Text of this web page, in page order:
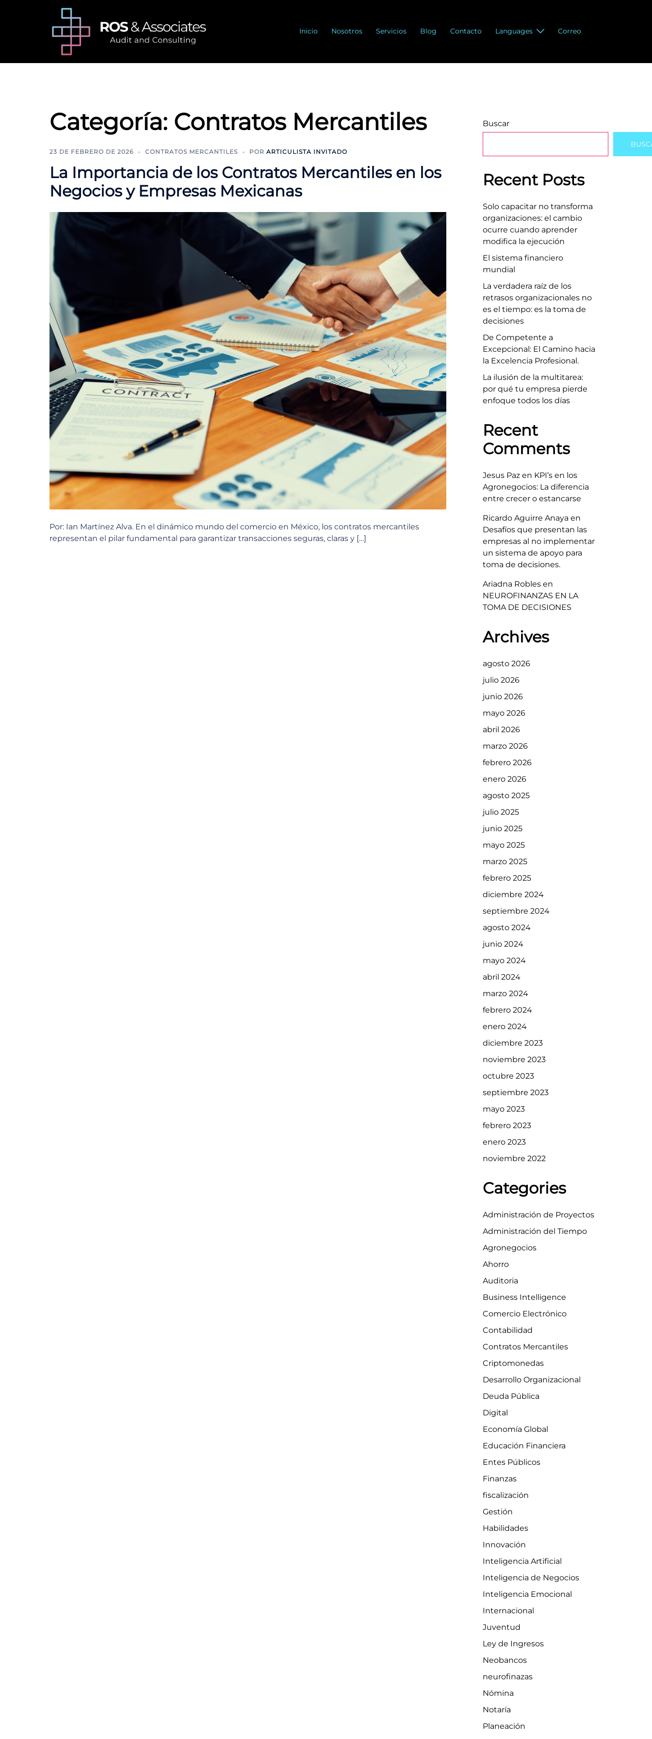
Inicio Nosotros Servicios Blog Contacto Languages Correo
Categoría: Contratos Mercantiles
23 DE FEBRERO DE 2026 CONTRATOS MERCANTILES POR ARTICULISTA INVITADO
La Importancia de los Contratos Mercantiles en los
Negocios y Empresas Mexicanas
Por: Ian Martínez Alva. En el dinámico mundo del comercio en México, los contratos mercantiles
representan el pilar fundamental para garantizar transacciones seguras, claras y […]
Buscar
Recent Posts
Solo capacitar no transforma
organizaciones: el cambio
ocurre cuando aprender
modifica la ejecución
El sistema financiero
mundial
La verdadera raíz de los
retrasos organizacionales no
es el tiempo: es la toma de
decisiones
De Competente a
Excepcional: El Camino hacia
la Excelencia Profesional.
La ilusión de la multitarea:
por qué tu empresa pierde
enfoque todos los días
Recent
Comments
Jesus Pazen KPI’s en los
Agronegocios: La diferencia
entre crecer o estancarse
Ricardo Aguirre Anaya en
Desafíos que presentan las
empresas al no implementar
un sistema de apoyo para
toma de decisiones.
Ariadna Roblesen
NEUROFINANZAS EN LA
TOMA DE DECISIONES
Archives
agosto 2026
julio 2026
junio 2026
mayo 2026
abril 2026
marzo 2026
febrero 2026
enero 2026
agosto 2025
julio 2025
junio 2025
mayo 2025
marzo 2025
febrero 2025
diciembre 2024
septiembre 2024
agosto 2024
junio 2024
mayo 2024
abril 2024
marzo 2024
febrero 2024
enero 2024
diciembre 2023
noviembre 2023
octubre 2023
septiembre 2023
mayo 2023
febrero 2023
enero 2023
noviembre 2022
Categories
Administración de Proyectos
Administración del Tiempo
Agronegocios
Ahorro
Auditoria
Business Intelligence
Comercio Electrónico
Contabilidad
Contratos Mercantiles
Criptomonedas
Desarrollo Organizacional
Deuda Pública
Digital
Economía Global
Educación Financiera
Entes Públicos
Finanzas
fiscalización
Gestión
Habilidades
Innovación
Inteligencia Artificial
Inteligencia de Negocios
Inteligencia Emocional
Internacional
Juventud
Ley de Ingresos
Neobancos
neurofinazas
Nómina
Notaría
Planeación